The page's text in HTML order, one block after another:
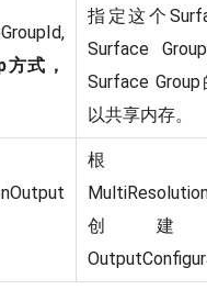
式，
指定这个
Surface
Surface
以共享内存。
根
创建